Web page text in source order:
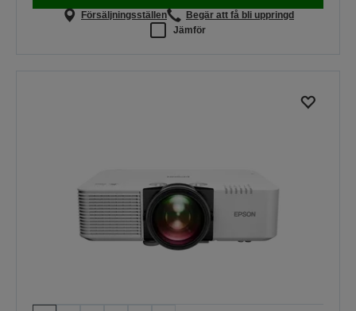
Försäljningsställen
Begär att få bli uppringd
Jämför